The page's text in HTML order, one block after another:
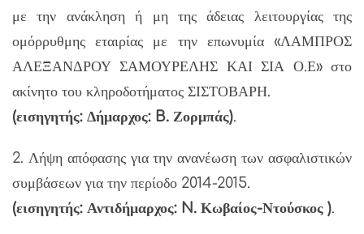
με την ανάκληση ή μη της άδειας λειτουργίας της
ομόρρυθμης εταιρίας με την επωνυμία «ΛΑΜΠΡΟΣ
ΑΛΕΞΑΝΔΡΟΥ ΣΑΜΟΥΡΕΛΗΣ ΚΑΙ ΣΙΑ Ο.Ε» στο
ακίνητο του κληροδοτήματος ΣΙΣΤΟΒΑΡΗ.
(εισηγητής: Δήμαρχος: B. Ζορμπάς).
2. Λήψη απόφασης για την ανανέωση των ασφαλιστικών
συμβάσεων για την περίοδο 2014-2015.
(εισηγητής: Αντιδήμαρχος: N. Κωβαίος-Ντούσκος ).